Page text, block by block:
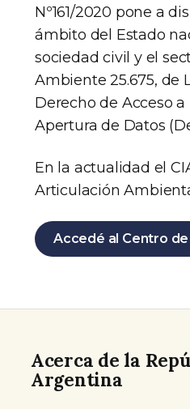
Nº161/2020 pone a
ámbito del Estado
sociedad civil y el
Ambiente 25.675, de
Derecho de Acceso
Apertura de Datos
En la actualidad el
Articulación
Accedé al Centro
Acerca de la
Argentina